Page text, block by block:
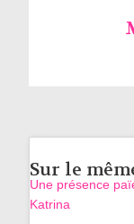
Sur le
Une présence
Katrina